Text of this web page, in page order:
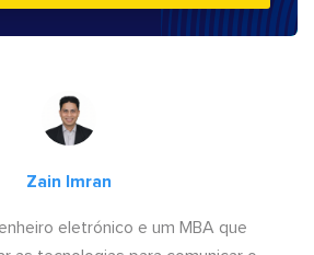
Zain Imran
eletrónico e um MBA que